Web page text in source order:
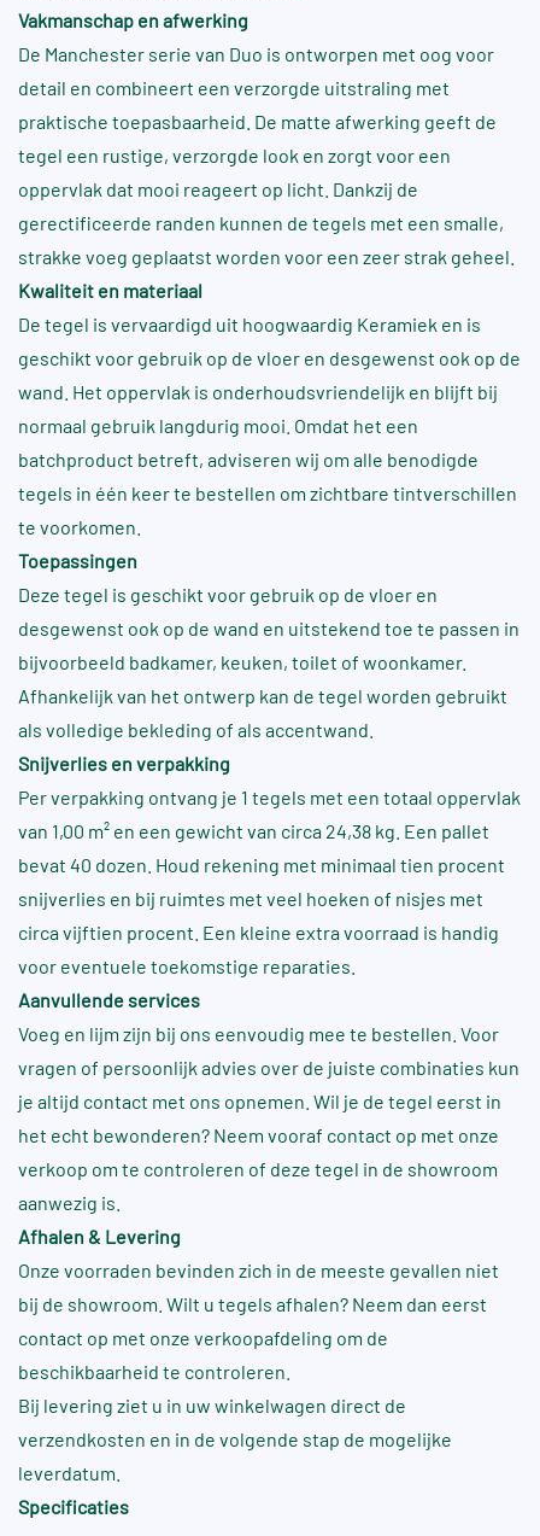
Vakmanschap en afwerking
De Manchester serie van Duo is ontworpen met oog voor
detail en combineert een verzorgde uitstraling met
praktische toepasbaarheid. De matte afwerking geeft de
tegel een rustige, verzorgde look en zorgt voor een
oppervlak dat mooi reageert op licht. Dankzij de
gerectificeerde randen kunnen de tegels met een smalle,
strakke voeg geplaatst worden voor een zeer strak geheel.
Kwaliteit en materiaal
De tegel is vervaardigd uit hoogwaardig Keramiek en is
geschikt voor gebruik op de vloer en desgewenst ook op de
wand. Het oppervlak is onderhoudsvriendelijk en blijft bij
normaal gebruik langdurig mooi. Omdat het een
batchproduct betreft, adviseren wij om alle benodigde
tegels in één keer te bestellen om zichtbare tintverschillen
te voorkomen.
Toepassingen
Deze tegel is geschikt voor gebruik op de vloer en
desgewenst ook op de wand en uitstekend toe te passen in
bijvoorbeeld badkamer, keuken, toilet of woonkamer.
Afhankelijk van het ontwerp kan de tegel worden gebruikt
als volledige bekleding of als accentwand.
Snijverlies en verpakking
Per verpakking ontvang je 1 tegels met een totaal oppervlak
van 1,00 m² en een gewicht van circa 24,38 kg. Een pallet
bevat 40 dozen. Houd rekening met minimaal tien procent
snijverlies en bij ruimtes met veel hoeken of nisjes met
circa vijftien procent. Een kleine extra voorraad is handig
voor eventuele toekomstige reparaties.
Aanvullende services
Voeg en lijm zijn bij ons eenvoudig mee te bestellen. Voor
vragen of persoonlijk advies over de juiste combinaties kun
je altijd contact met ons opnemen. Wil je de tegel eerst in
het echt bewonderen? Neem vooraf contact op met onze
verkoop om te controleren of deze tegel in de showroom
aanwezig is.
Afhalen & Levering
Onze voorraden bevinden zich in de meeste gevallen niet
bij de showroom. Wilt u tegels afhalen? Neem dan eerst
contact op met onze verkoopafdeling om de
beschikbaarheid te controleren.
Bij levering ziet u in uw winkelwagen direct de
verzendkosten en in de volgende stap de mogelijke
leverdatum.
Specificaties